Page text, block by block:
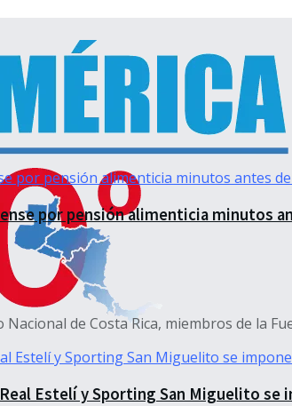
por pensión alimenticia minutos
de Costa Rica, miembros de la
Estelí y Sporting San Miguelito se